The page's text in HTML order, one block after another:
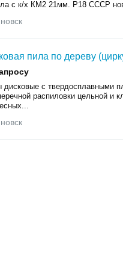
с к/х КМ2 21мм. Р18 СССР
пила по дереву
дисковые с твердосплавными
распиловки цельной и